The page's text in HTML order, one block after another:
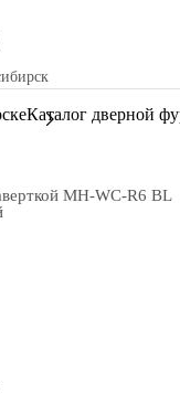
Каталог дверной
MH-WC-R6 BL